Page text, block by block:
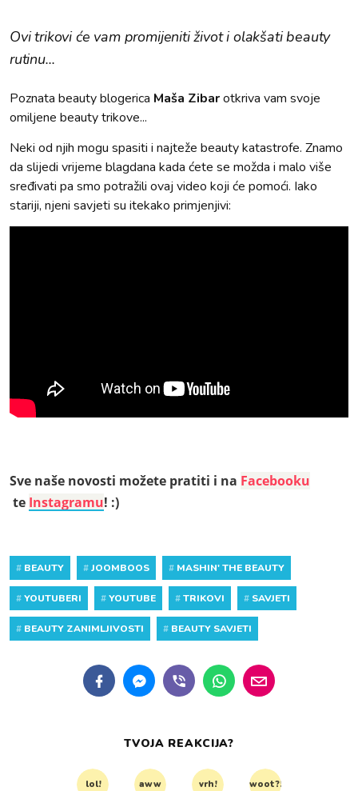
Ovi trikovi će vam promijeniti život i olakšati beauty
rutinu...
Poznata beauty blogerica Maša Zibarotkriva vam svoje
omiljene beauty trikove...
Neki od njih mogu spasiti i najteže beauty katastrofe. Znamo
da slijedi vrijeme blagdana kada ćete se možda i malo više
sređivati pa smo potražili ovaj video koji će pomoći. Iako
stariji, njeni savjeti su itekako primjenjivi:
Sve naše novosti možete pratiti i na Facebooku
te Instagramu! :)
# BEAUTY #JOOMBOOS # MASHIN' THE BEAUTY
#YOUTUBERI #YOUTUBE #TRIKOVI # SAVJETI
# BEAUTY ZANIMLJIVOSTI # BEAUTY SAVJETI
TVOJA REAKCIJA?
lol! aww vrh! woot?!